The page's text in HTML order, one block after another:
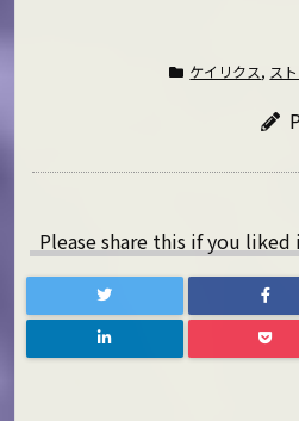
ケイリクス, ス
Please share this if you